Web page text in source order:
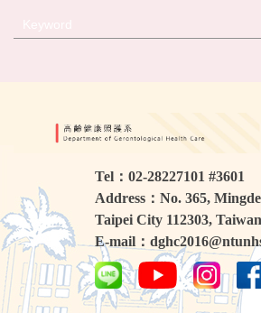
Tel：02-28227101 #3601
Address：No. 365,
Taipei City 112303,
E-mail：